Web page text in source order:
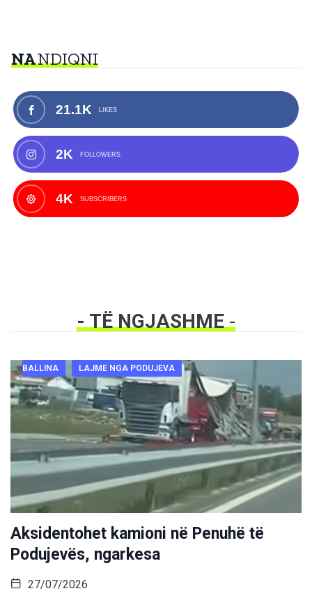
NANDIQNI
21.1K LIKES
2K FOLLOWERS
4K SUBSCRIBERS
- TË NGJASHME-
BALLINA LAJME NGA PODUJEVA
Aksidentohet kamioni në Penuhë të
Podujevës, ngarkesa
27/07/2026